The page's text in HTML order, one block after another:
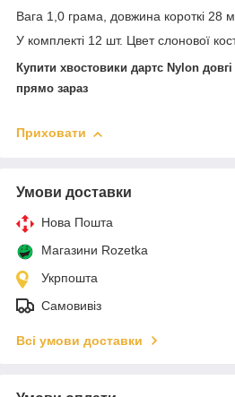
Вага 1,0 грама, довжина короткі 28
У комплекті 12 шт. Цвет слонової
Купити хвостовики дартс Nylon
прямо зараз
Приховати
Умови доставки
Нова Пошта
Магазини Rozetka
Укрпошта
Самовивіз
Всі умови доставки